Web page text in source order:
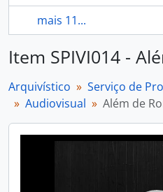
mais 11...
Item SPIVI014 -
Arquivístico
Serviço de
Audiovisual
Além de